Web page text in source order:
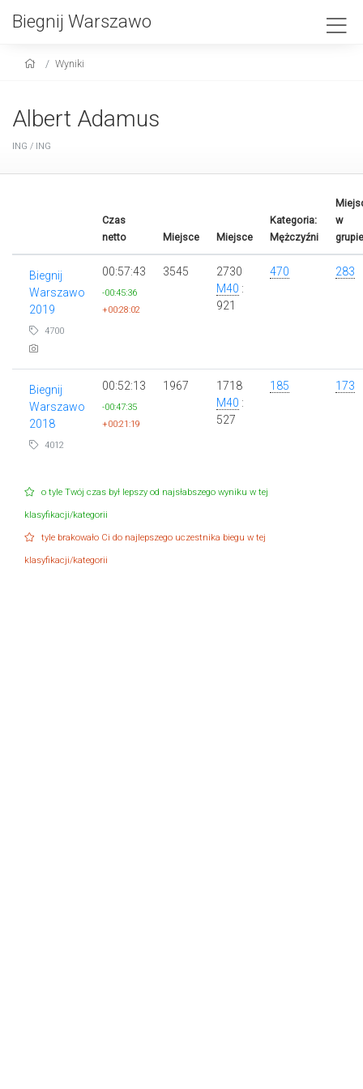
Biegnij Warszawo
Wyniki
Albert Adamus
ING / ING
Czas
netto
Miejsce Miejsce
Kategoria:
Mężczyźni
w
grupie
Biegnij
Warszawo
2019
4700
00:57:43
-00:45:36
+00:28:02
3545
2730
M40 :
921
470 283
Biegnij
Warszawo
2018
4012
00:52:13
-00:47:35
+00:21:19
1967
1718
M40 :
527
185 173
o tyle Twój czas był lepszy od najsłabszego wyniku w tej
klasyfikacji/kategorii
tyle brakowało Ci do najlepszego uczestnika biegu w tej
klasyfikacji/kategorii